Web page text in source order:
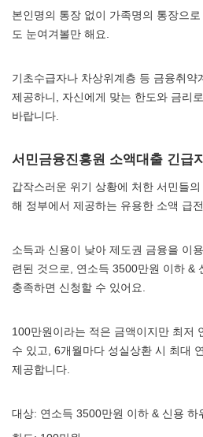
본인명의 통장 없이 가족명의 통장으
도 눈여겨볼만 해요.
기초수급자나 차상위계층 등 금융취약
제공하니, 자신에게 맞는 한도와 금리
바랍니다.
서민금융진흥원 소액대출 긴급
갑작스러운 위기 상황에 처한 서민들
해 정부에서 제공하는 유용한 소액 급
소득과 신용이 낮아 제도권 금융을 이
련된 것으로, 연소득 3500만원 이하 &
충족하면 신청할 수 있어요.
100만원이라는 적은 금액이지만 최저
수 있고, 6개월마다 성실상환 시 최대
제공합니다.
대상: 연소득 3500만원 이하 & 신용 하